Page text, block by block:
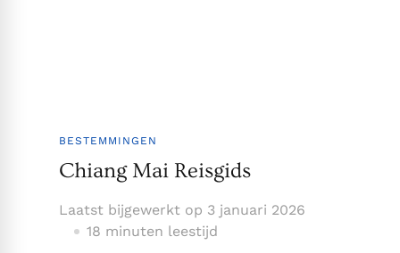
BESTEMMINGEN
Chiang Mai Reisgids
Laatst bijgewerkt op 3 januari 2026
18 minuten leestijd